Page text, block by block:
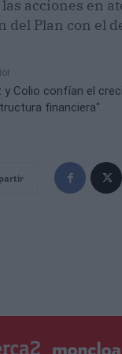
acciones en
del Plan con el
y Colio confían el
financiera"